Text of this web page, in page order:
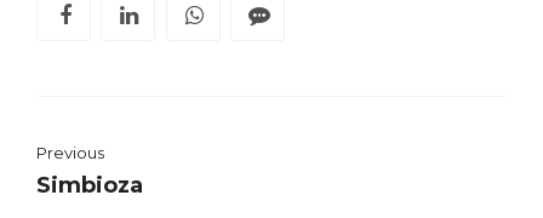
Previous
Simbioza